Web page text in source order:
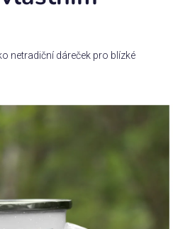
netradiční dáreček pro blízké